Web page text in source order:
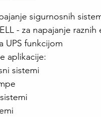
sigurnosnih
- za napajanje
UPS funkcijom
aplikacije:
sistemi